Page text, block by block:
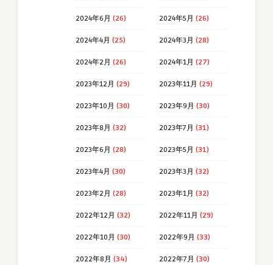
2024年6月 (26) 2024年5月 (26)
2024年4月 (25) 2024年3月 (28)
2024年2月 (26) 2024年1月 (27)
2023年12月 (29) 2023年11月 (29)
2023年10月 (30) 2023年9月 (30)
2023年8月 (32) 2023年7月 (31)
2023年6月 (28) 2023年5月 (31)
2023年4月 (30) 2023年3月 (32)
2023年2月 (28) 2023年1月 (32)
2022年12月 (32) 2022年11月 (29)
2022年10月 (30) 2022年9月 (33)
2022年8月 (34) 2022年7月 (30)